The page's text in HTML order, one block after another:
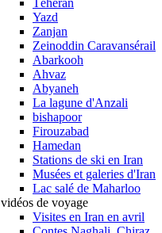
Téhéran
Yazd
Zanjan
Zeinoddin Caravansérail
Abarkooh
Ahvaz
Abyaneh
La lagune d'Anzali
bishapoor
Firouzabad
Hamedan
Stations de ski en Iran
Musées et galeries d'Iran
Lac salé de Maharloo
vidéos de voyage
Visites en Iran en avril